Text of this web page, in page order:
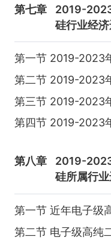
第七章
2019-
硅行业经
第一节 2019-2023
第二节 2019-2023
第三节 2019-2023
第四节 2019-2023
第八章
2019-
硅所属行
第一节 近年电子级
第二节 电子级高纯